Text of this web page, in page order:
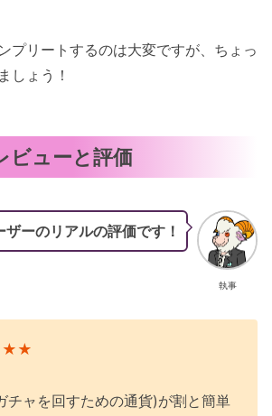
プリートするのは大変ですが、ちょっ
しょう！
ビューと評価
執事
ザーのリアルの評価です！
★
チャを回すための通貨)が割と簡単